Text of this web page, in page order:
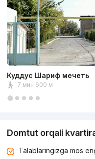
Куддус Шариф мечеть
7 мин 600 м
Domtut orqali
Talablaringizga mos